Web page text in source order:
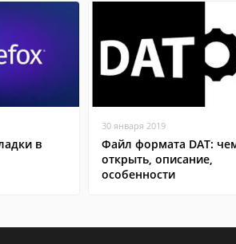
в
30 января 2019
Файл формата DAT:
открыть, описание,
особенности